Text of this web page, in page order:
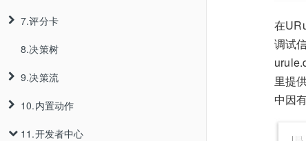
1.6.技术资料来源
2.1.4.基于Docker镜像安装
2.2.3.JNDI数据源
2.2.4.定义数据源
3.2.2.成员邀请
3.2.3.成员角色配置
3.2.4.团队权限配置
3.2.5.团队删除
3.2.6.团队设置
3.3.1.项目创建
3.3.2.项目删除
3.3.3.项目导出导入
3.4.国际化
3.5.密码找回
3.6.集群管理
3.7.客户端管理
3.8.Jar文件热部署
4.3.常量库
4.4.动作库
5.2.循环规则
5.3.运行模式
5.4.父规则文件
5.5.条件模版
5.6.动作模版
6.1.普通决策表
6.2.交叉决策表
7.评分卡
7.1.普通评分卡
7.2.复杂评分卡
8.决策树
9.决策流
9.1.开始节点
9.2.规则节点
10.内置动作
10.1.当前节点
11.开发者中心
在
调试
里提
中因